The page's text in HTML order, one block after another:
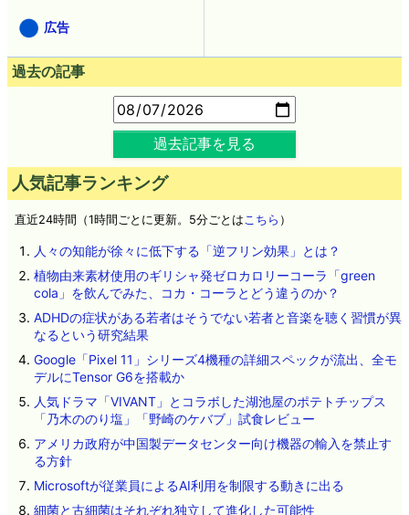
広告
過去の記事
過去記事を見る
人気記事ランキング
直近24時間（1時間ごとに更新。5分ごとはこちら ）
人々の知能が徐々に低下する「逆フリン効果」とは？
植物由来素材使用のギリシャ発ゼロカロリーコーラ「green
cola」を飲んでみた、コカ・コーラとどう違うのか？
ADHDの症状がある若者はそうでない若者と音楽を聴く習慣が異
なるという研究結果
Google「Pixel 11」シリーズ4機種の詳細スペックが流出、全モ
デルにTensor G6を搭載か
人気ドラマ「VIVANT」とコラボした湖池屋のポテトチップス
「乃木ののり塩」「野崎のケバブ」試食レビュー
アメリカ政府が中国製データセンター向け機器の輸入を禁止す
る方針
Microsoftが従業員によるAI利用を制限する動きに出る
細菌と古細菌はそれぞれ独立して進化した可能性